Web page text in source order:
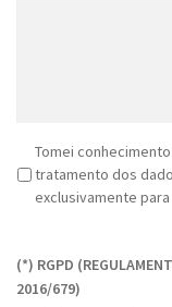
G
Tomei
tratamento dos
exclusivamente para
A
P
(*) RGPD
2016/679)